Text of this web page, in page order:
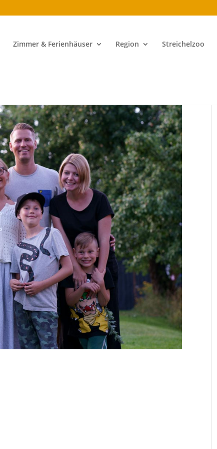
Zimmer & Ferienhäuser Region Streichelzoo